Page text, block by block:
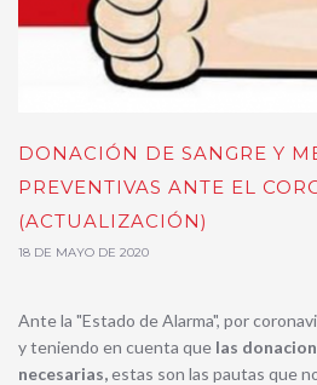
DONACIÓN DE SANGRE Y
PREVENTIVAS ANTE EL
(ACTUALIZACIÓN)
18 DE MAYO DE 2020
Ante la "Estado de Alarma", por
y teniendo en cuenta que las
necesarias,estas son las pautas que